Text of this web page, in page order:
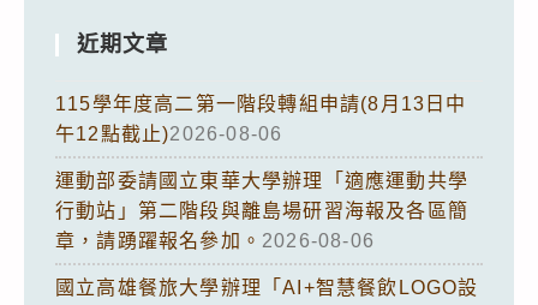
近期文章
115學年度高二第一階段轉組申請(8月13日中
午12點截止)2026-08-06
運動部委請國立東華大學辦理「適應運動共學
行動站」第二階段與離島場研習海報及各區簡
章，請踴躍報名參加。 2026-08-06
國立高雄餐旅大學辦理「AI+智慧餐飲LOGO設